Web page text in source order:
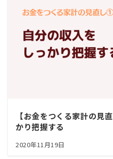
【お金をつくる家計の見
かり把握する
2020年11月19日